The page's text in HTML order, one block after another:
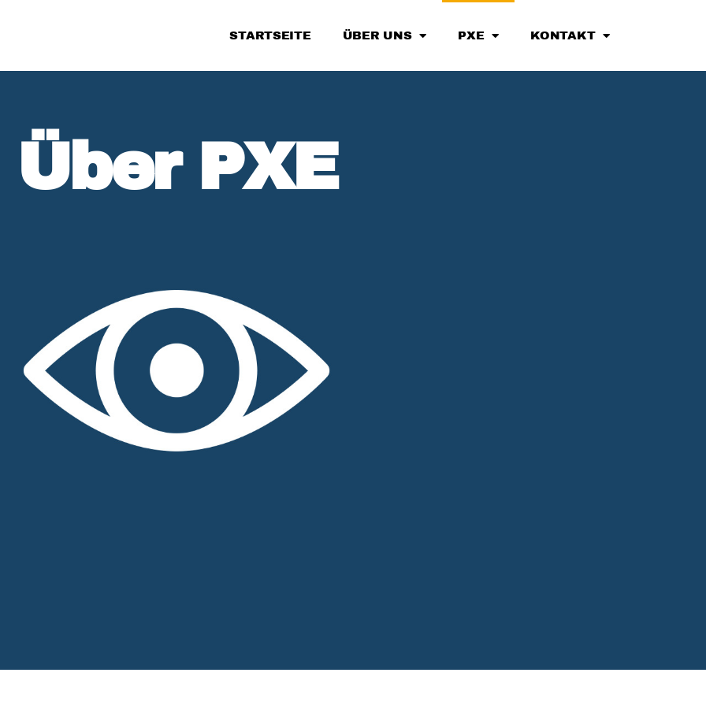
STARTSEITE ÜBER UNS PXE KONTAKT
Über PXE